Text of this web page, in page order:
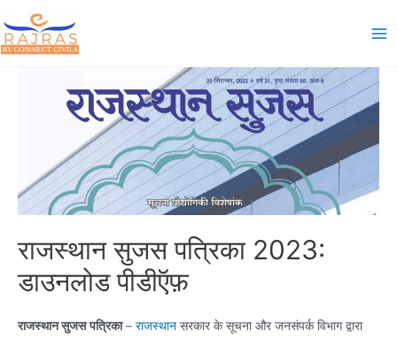
to
content
राजस्थान सुजस पत्रिका 2023:
डाउनलोड पीडीऍफ़
राजस्थान सुजस पत्रिका– राजस्थान सरकार के सूचना और जनसंपर्क विभाग द्वारा